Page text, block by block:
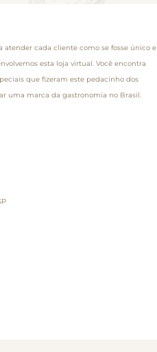
atender cada cliente como se fosse único e
esta loja virtual. Você encontra
que fizeram este pedacinho dos
uma marca da gastronomia no Brasil.